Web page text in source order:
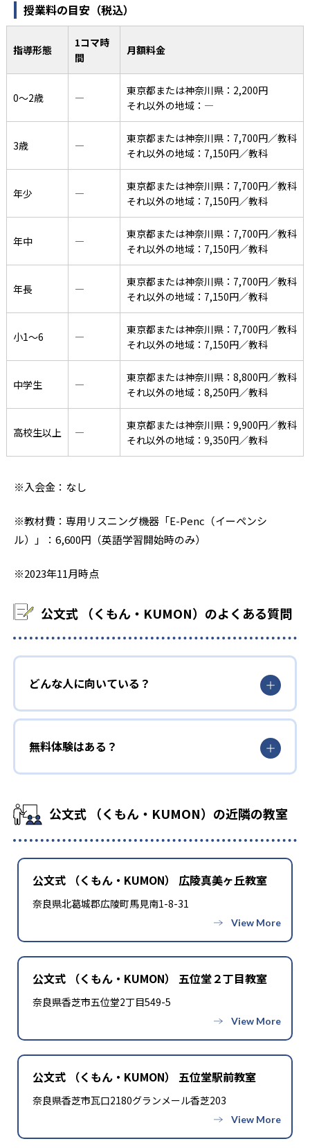
授業料の目安（税込）
指導形態
1コマ時
間
月額料金
0〜2歳 ―
東京都または神奈川県：2,200円
それ以外の地域：―
3歳 ―
東京都または神奈川県：7,700円／教科
それ以外の地域：7,150円／教科
年少 ―
東京都または神奈川県：7,700円／教科
それ以外の地域：7,150円／教科
年中 ―
東京都または神奈川県：7,700円／教科
それ以外の地域：7,150円／教科
年長 ―
東京都または神奈川県：7,700円／教科
それ以外の地域：7,150円／教科
小1〜6 ―
東京都または神奈川県：7,700円／教科
それ以外の地域：7,150円／教科
中学生 ―
東京都または神奈川県：8,800円／教科
それ以外の地域：8,250円／教科
高校生以上 ―
東京都または神奈川県：9,900円／教科
それ以外の地域：9,350円／教科
※入会金：なし
※教材費：専用リスニング機器「E-Penc（イーペンシ
ル）」：6,600円（英語学習開始時のみ）
※2023年11月時点
公文式 （くもん・KUMON）のよくある質問
どんな人に向いている？
無料体験はある？
公文式 （くもん・KUMON）の近隣の教室
公文式 （くもん・KUMON） 広陵真美ヶ丘教室
奈良県北葛城郡広陵町馬見南1-8-31
公文式 （くもん・KUMON） 五位堂２丁目教室
奈良県香芝市五位堂2丁目549-5
公文式 （くもん・KUMON） 五位堂駅前教室
奈良県香芝市瓦口2180グランメール香芝203